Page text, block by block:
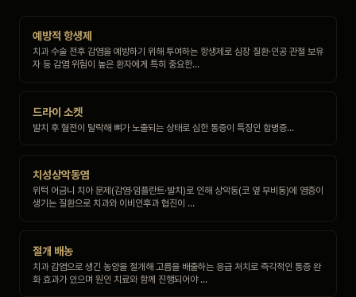
예방적 항생제
치과 수술 전후 감염을 예방하기 위해 투여하는 항생제로 심장 질환·인공 관절 보유
자 등 감염 위험이 높은 환자에게 특히 중요한…
드라이 소켓
발치 후 혈전이 탈락해 뼈가 노출되는 상태로 심한 통증이 특징인 합병증…
치성상악동염
위턱 어금니 치아 문제(감염·임플란트·발치)로 인해 상악동(코 옆 부비동)에 염증이
생기는 질환으로 치과와 이비인후과 협진이 …
절개 배농
치과 감염으로 생긴 농양을 절개해 고름을 배출하는 응급 처치로 즉각적인 통증 완
화 효과가 있으며 원인 치료와 함께 진행되어야 …